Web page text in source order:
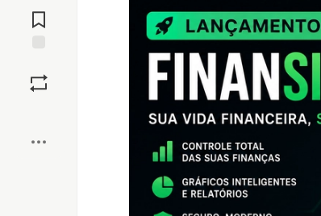
Comments